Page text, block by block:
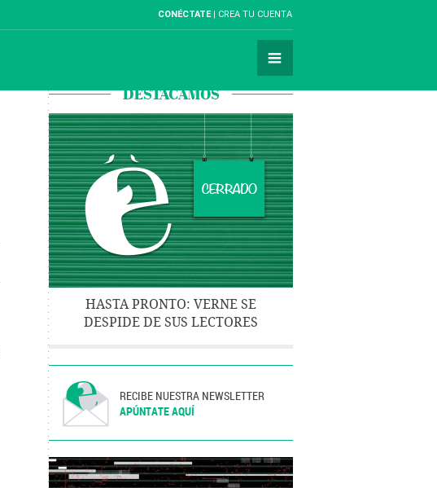
CONÉCTATE CREA TU CUENTA
DESTACAMOS
HASTA PRONTO: VERNE SE
DESPIDE DE SUS LECTORES
RECIBE NUESTRA NEWSLETTER
APÚNTATE AQUÍ